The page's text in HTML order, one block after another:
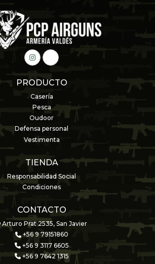
PRODUCTO
Casería
Pesca
Oudoor
Defensa personal
Vestimenta
TIENDA
Responsabilidad Social
Condiciones
CONTACTO
Arturo Prat 2535, San Javier
+56 9 79151860
+56 9 3117 6605
+56 9 7642 1315